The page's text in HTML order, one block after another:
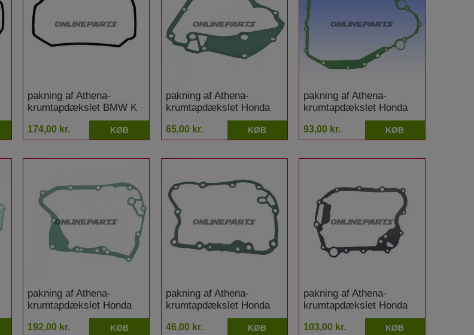
pakning af Athena-
krumtapdækslet BMW K
174,00 kr. KØB
pakning af Athena-
krumtapdækslet Honda
65,00 kr. KØB
pakning af Athena-
krumtapdækslet Honda
93,00 kr. KØB
pakning af Athena-
krumtapdækslet Honda
NSS 300 A Forza ABS
192,00 kr. KØB
pakning af Athena-
krumtapdækslet Honda
SES 125 Dylan
46,00 kr. KØB
pakning af Athena-
krumtapdækslet Honda
SH 300 A i ABS
103,00 kr. KØB